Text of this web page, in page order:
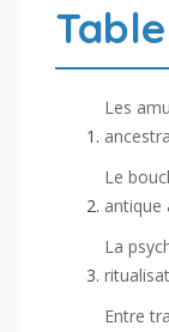
Les
Le
antique
La
Entre